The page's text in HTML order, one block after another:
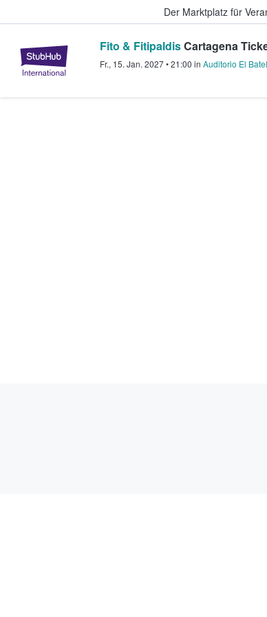
Der Marktplatz für
StubHub - Wo Fans
Fito & FitipaldisCartagena
Fr., 15. Jan. 2027•21:00 in Auditorio El Batel